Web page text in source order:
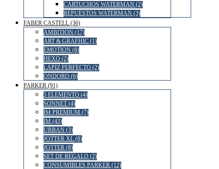
CARTUCHOS WATERMAN (2)
REPUESTOS WATERMAN (3)
FABER CASTELL (36)
AMBITION (17)
ART & GRAFHIC (1)
EMOTION (8)
HEXO (2)
LAPIZ PERFECTO (2)
ONDORO (6)
PARKER (91)
5 ELEMENTO (4)
SONNET (4)
IM PREMIUM (7)
IM (43)
URBAN (3)
JOTTER XL (8)
JOTTER (8)
SET DE REGALO (2)
CONSUMIBLES PARKER (12)